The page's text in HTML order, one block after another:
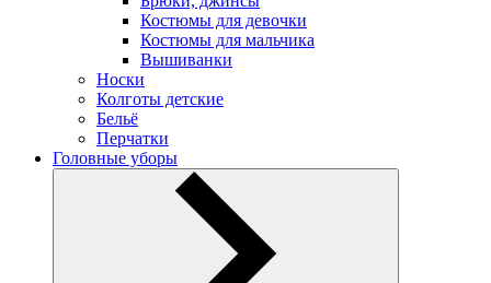
Костюмы для девочки
Костюмы для мальчика
Вышиванки
Носки
Колготы детские
Бельё
Перчатки
Головные уборы